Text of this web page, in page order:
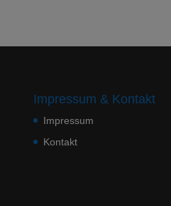
Impressum & Kontakt
Impressum
Kontakt